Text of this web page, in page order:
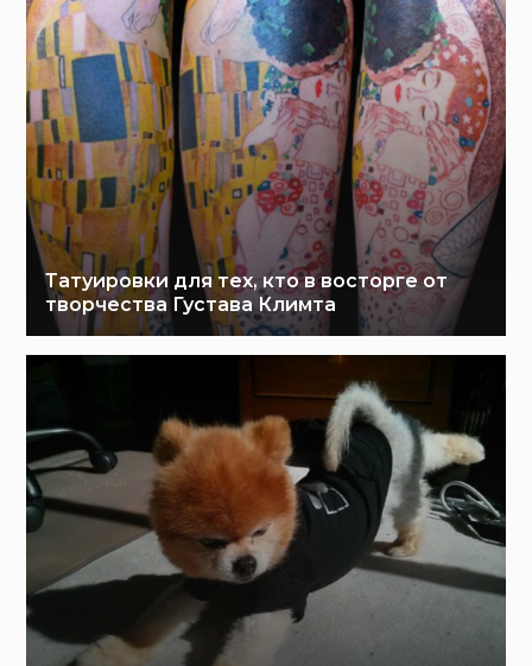
Татуировки для тех, кто в восторге от
творчества Густава Климта